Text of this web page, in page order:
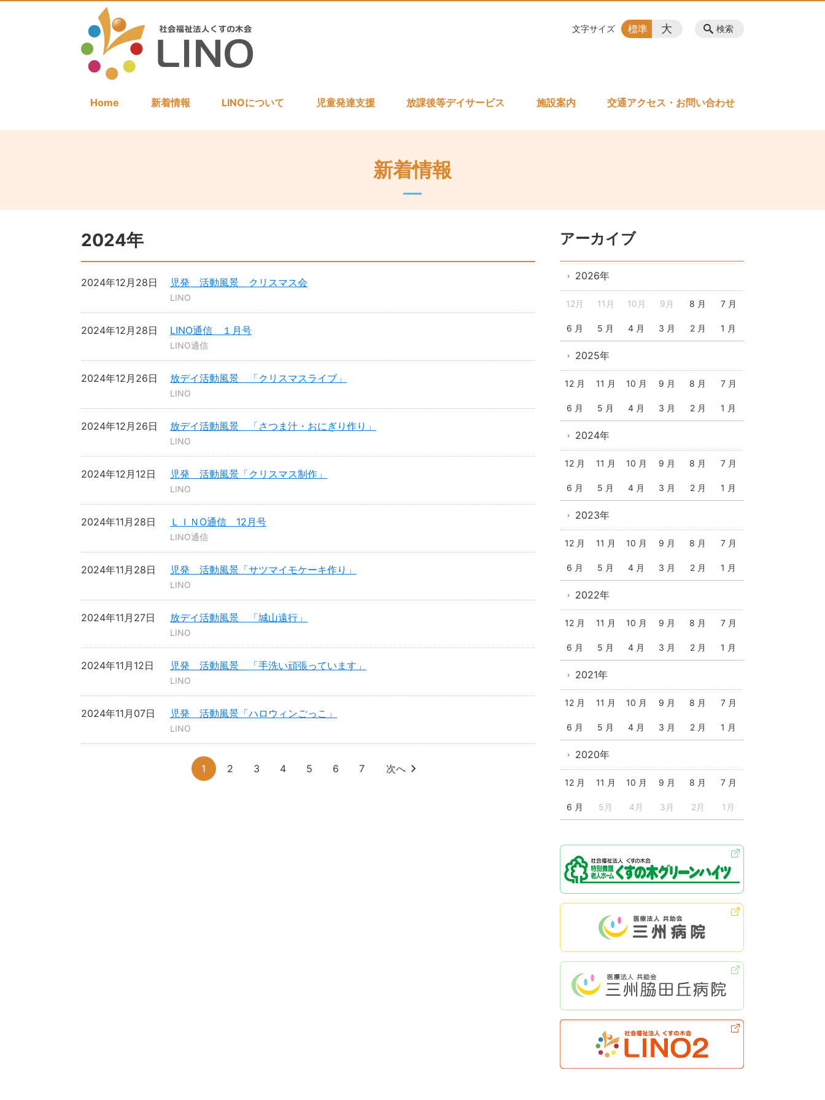
Home 新着情報 LINOについて 児童発達支援 放課後等デイサービス 施設案内 交通アクセス・お問い合わせ
検索
文字サイズ 標準 大
新着情報
2024年
児発 活動風景 クリスマス会
2024年12月28日
LINO
LINO通信 １月号
2024年12月28日
LINO通信
放デイ活動風景 「クリスマスライブ」
2024年12月26日
LINO
放デイ活動風景 「さつま汁・おにぎり作り」
2024年12月26日
LINO
児発 活動風景「クリスマス制作」
2024年12月12日
LINO
ＬＩＮO通信 12月号
2024年11月28日
LINO通信
児発 活動風景「サツマイモケーキ作り」
2024年11月28日
LINO
放デイ活動風景 「城山遠行」
2024年11月27日
LINO
児発 活動風景 「手洗い頑張っています」
2024年11月12日
LINO
児発 活動風景「ハロウィンごっこ」
2024年11月07日
LINO
1 2 3 4 5 6 7 次へ
アーカイブ
2026年
12月 11月 10月 9月 8 月 7 月
6 月 5 月 4 月 3 月 2 月 1 月
2025年
12 月 11 月 10 月 9 月 8 月 7 月
6 月 5 月 4 月 3 月 2 月 1 月
2024年
12 月 11 月 10 月 9 月 8 月 7 月
6 月 5 月 4 月 3 月 2 月 1 月
2023年
12 月 11 月 10 月 9 月 8 月 7 月
6 月 5 月 4 月 3 月 2 月 1 月
2022年
12 月 11 月 10 月 9 月 8 月 7 月
6 月 5 月 4 月 3 月 2 月 1 月
2021年
12 月 11 月 10 月 9 月 8 月 7 月
6 月 5 月 4 月 3 月 2 月 1 月
2020年
12 月 11 月 10 月 9 月 8 月 7 月
6 月 5月 4月 3月 2月 1月